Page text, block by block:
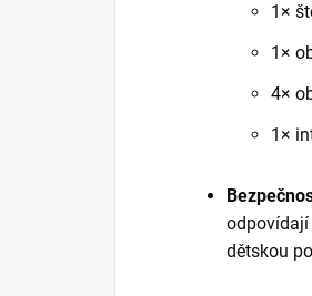
1×
1×
4×
1×
odpovídají
dětskou